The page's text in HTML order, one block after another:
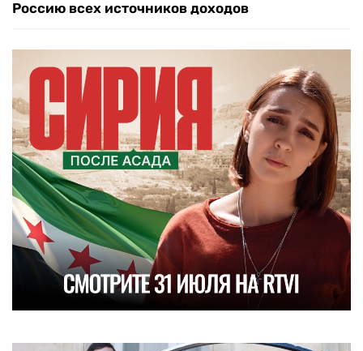
Россию всех источников доходов